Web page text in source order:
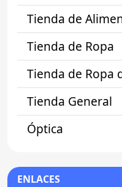
Tienda de
Tienda de Ropa
Tienda de Ropa
Tienda General
Óptica
ENLACES